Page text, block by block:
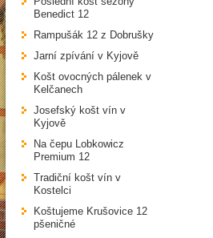
Benedict 12
Rampušák 12 z Dobrušky
Jarní zpívání v Kyjově
Košt ovocných pálenek v
Kelčanech
Josefský košt vín v
Kyjově
Na čepu Lobkowicz
Premium 12
Tradiční košt vín v
Kostelci
Koštujeme Krušovice 12
pšeničné